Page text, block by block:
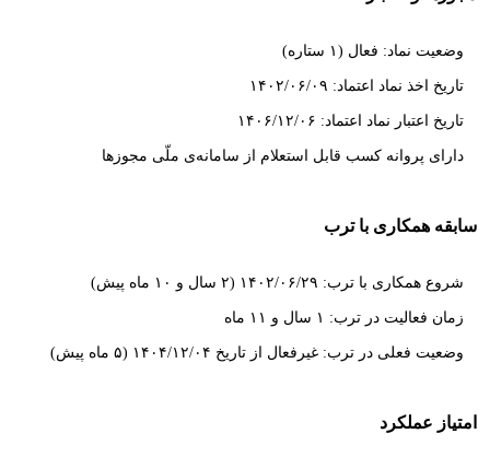
وضعیت نماد: فعال (۱ ستاره)
تاریخ اخذ نماد اعتماد: ۱۴۰۲/۰۶/۰۹
تاریخ اعتبار نماد اعتماد: ۱۴۰۶/۱۲/۰۶
دارای پروانه کسب قابل استعلام از سامانه‌ی ملّی مجوزها
سابقه همکاری با ترب
شروع همکاری با ترب: ۱۴۰۲/۰۶/۲۹ (۲ سال و ۱۰ ماه پیش)
زمان فعالیت در ترب: ۱ سال و ۱۱ ماه
وضعیت فعلی در ترب: غیرفعال از تاریخ ۱۴۰۴/۱۲/۰۴ (۵ ماه پیش)
امتیاز عملکرد